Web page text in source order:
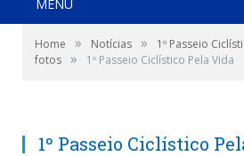
MENU
Home » Notícias »
1º Passeio
fotos » 1º Passeio Ciclístico Pela Vida
1º Passeio Ciclístico